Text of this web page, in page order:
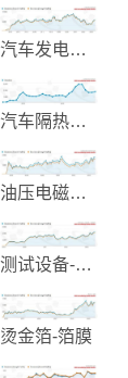
汽车发电起动机制造
汽车隔热纸与汽车配件
油压电磁阀及油压零件制造
测试设备-光能模组-光纤组件
烫金箔-箔膜